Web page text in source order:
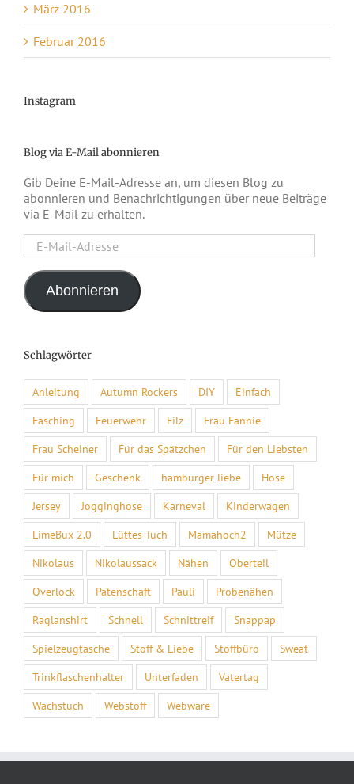
März 2016
Februar 2016
Instagram
Blog via E-Mail abonnieren
Gib Deine E-Mail-Adresse an, um diesen Blog zu
abonnieren und Benachrichtigungen über neue Beiträge
via E-Mail zu erhalten.
Mail-
Adresse
Abonnieren
Schlagwörter
Anleitung Autumn Rockers DIY
Einfach
Fasching
Feuerwehr Filz
Frau Fannie
Frau Scheiner
Für das Spätzchen
Für den Liebsten
Für mich
Geschenk hamburger liebe
Hose
Jersey
Jogginghose Karneval
Kinderwagen
LimeBux 2.0
Lüttes Tuch Mamahoch2
Mütze
Nikolaus
Nikolaussack Nähen
Oberteil
Overlock
Patenschaft Pauli
Probenähen
Raglanshirt
Schnell Schnittreif
Snappap
Spielzeugtasche
Stoff & Liebe Stoffbüro
Sweat
Trinkflaschenhalter
Unterfaden
Vatertag
Wachstuch
Webstoff Webware